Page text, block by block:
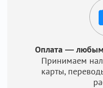
Оплата —
Принимаем
карты,